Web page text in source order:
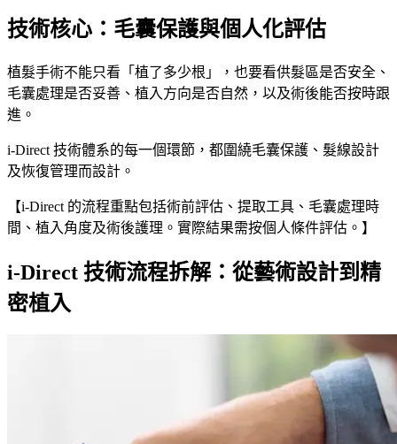
技術核心：毛囊保護與個人化評估
植髮手術不能只看「植了多少根」，也要看供髮區是否安全、
毛囊處理是否妥善、植入方向是否自然，以及術後能否按時跟
進。
i-Direct 技術體系的每一個環節，都圍繞毛囊保護、髮線設計
及恢復管理而設計。
【i-Direct 的流程重點包括術前評估、提取工具、毛囊處理時
間、植入角度及術後護理。實際結果需按個人條件評估。】
i-Direct 技術流程拆解：從藝術設計到精
密植入